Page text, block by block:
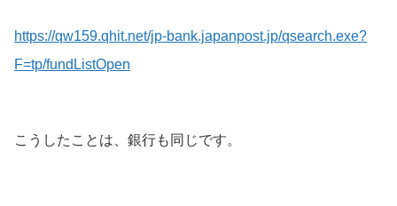
https://qw159.qhit.net/jp-bank.japanpost.jp/qsearch.exe?
F=tp/fundListOpen
こうしたことは、銀行も同じです。